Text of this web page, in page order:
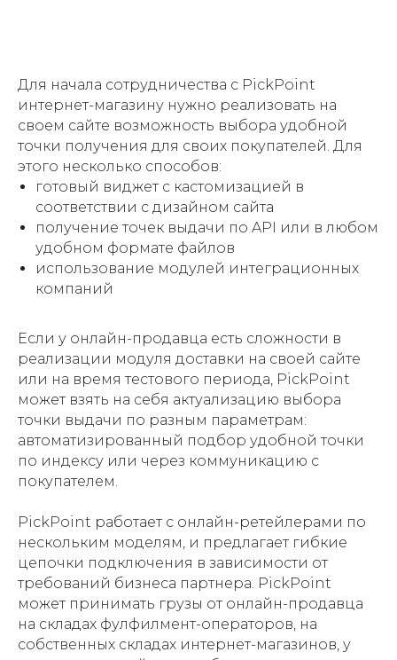
Для начала сотрудничества с PickPoint
интернет-магазину нужно реализовать на
своем сайте возможность выбора удобной
точки получения для своих покупателей. Для
этого несколько способов:
готовый виджет с кастомизацией в
соответствии с дизайном сайта
получение точек выдачи по API или в любом
удобном формате файлов
использование модулей интеграционных
компаний
Если у онлайн-продавца есть сложности в
реализации модуля доставки на своей сайте
или на время тестового периода, PickPoint
может взять на себя актуализацию выбора
точки выдачи по разным параметрам:
автоматизированный подбор удобной точки
по индексу или через коммуникацию с
покупателем.
PickPoint работает с онлайн-ретейлерами по
нескольким моделям, и предлагает гибкие
цепочки подключения в зависимости от
требований бизнеса партнера. PickPoint
может принимать грузы от онлайн-продавца
на складах фулфилмент-операторов, на
собственных складах интернет-магазинов, у